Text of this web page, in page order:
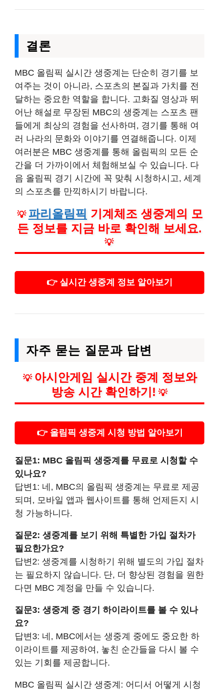
결론
MBC 올림픽 실시간 생중계는 단순히 경기를 보
여주는 것이 아니라, 스포츠의 본질과 가치를 전
달하는 중요한 역할을 합니다. 고화질 영상과 뛰
어난 해설로 무장된 MBC의 생중계는 스포츠 팬
들에게 최상의 경험을 선사하며, 경기를 통해 여
러 나라의 문화와 이야기를 연결해줍니다. 이제
여러분은 MBC 생중계를 통해 올림픽의 모든 순
간을 더 가까이에서 체험해보실 수 있습니다. 다
음 올림픽 경기 시간에 꼭 맞춰 시청하시고, 세계
의 스포츠를 만끽하시기 바랍니다.
💡 파리올림픽 기계체조 생중계의 모
든 정보를 지금 바로 확인해 보세요.
💡
👉 실시간 생중계 정보 알아보기
자주 묻는 질문과 답변
💡 아시안게임 실시간 중계 정보와
방송 시간 확인하기! 💡
👉 올림픽 생중계 시청 방법 알아보기
질문1: MBC 올림픽 생중계를 무료로 시청할 수
있나요?
답변1: 네, MBC의 올림픽 생중계는 무료로 제공
되며, 모바일 앱과 웹사이트를 통해 언제든지 시
청 가능하니다.
질문2: 생중계를 보기 위해 특별한 가입 절차가
필요한가요?
답변2: 생중계를 시청하기 위해 별도의 가입 절차
는 필요하지 않습니다. 단, 더 향상된 경험을 원한
다면 MBC 계정을 만들 수 있습니다.
질문3: 생중계 중 경기 하이라이트를 볼 수 있나
요?
답변3: 네, MBC에서는 생중계 중에도 중요한 하
이라이트를 제공하여, 놓친 순간들을 다시 볼 수
있는 기회를 제공합니다.
MBC 올림픽 실시간 생중계: 어디서 어떻게 시청